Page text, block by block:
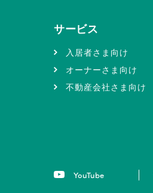
サービス
入居者さま向け
オーナーさま向け
不動産会社さま向け
YouTube